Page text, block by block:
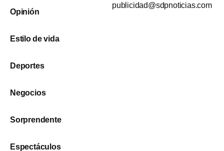
Opinión
Estilo de vida
Deportes
Negocios
Sorprendente
Espectáculos
publicidad@sdpnoticias.com